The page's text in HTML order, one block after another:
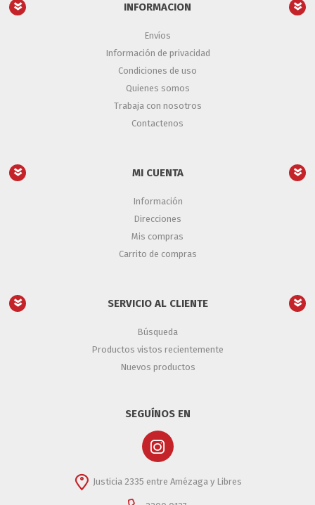
INFORMACION
Envíos
Información de privacidad
Condiciones de uso
Quienes somos
Trabaja con nosotros
Contactenos
MI CUENTA
Información
Direcciones
Mis compras
Carrito de compras
SERVICIO AL CLIENTE
Búsqueda
Productos vistos recientemente
Nuevos productos
SEGUÍNOS EN
Justicia 2335 entre Amézaga y Libres